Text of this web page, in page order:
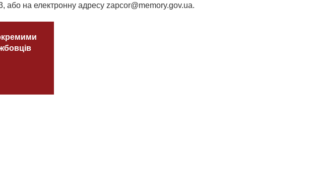
або на електронну адресу zapcor@memory.gov.ua.